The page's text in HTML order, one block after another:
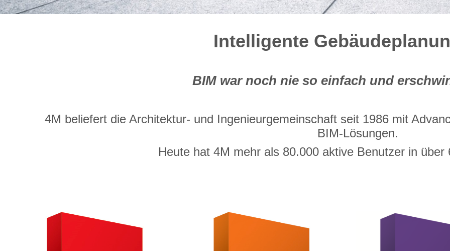
Intelligente
BIM war noch nie so einfach und
4M beliefert die Architektur- und Ingenieurgemeinschaft seit 1986 mit
BIM-Lösungen.
Heute hat 4M mehr als 80.000 aktive Benutzer in über